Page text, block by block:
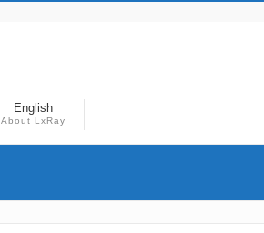
English
About LxRay